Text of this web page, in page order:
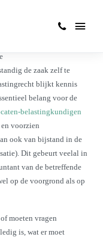
de zaak zelf te
blijkt kennis
belang voor de
belastingkundigen
voorzien
ook van bijstand in de
Dit gebeurt veelal in
van de betreffende
op de voorgrond als op
moeten vragen
is, wat er moet